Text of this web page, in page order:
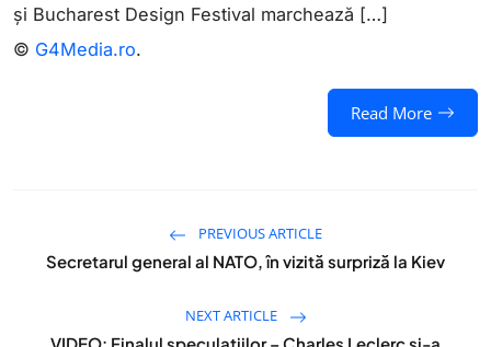
și Bucharest Design Festival marchează […]
© G4Media.ro.
Read More
PREVIOUS ARTICLE
Secretarul general al NATO, în vizită surpriză la Kiev
NEXT ARTICLE